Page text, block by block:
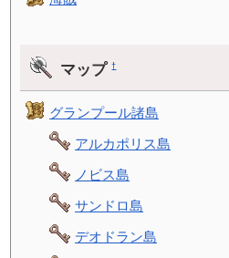
マップ†
グランプール諸島
アルカポリス島
ノビス島
サンドロ島
デオドラン島